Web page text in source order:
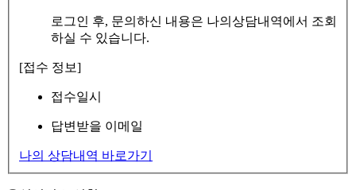
로그인 후, 문의하신 내용은 나의상담내역에서 조회
하실 수 있습니다.
[접수 정보]
접수일시
답변받을 이메일
나의 상담내역 바로가기